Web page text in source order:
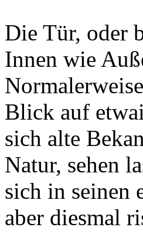
Die Tür, oder
Innen wie
Blick auf
sich alte
Natur, sehen
sich in seinen
aber diesmal